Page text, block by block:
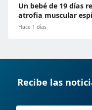
Un bebé de 19 días
atrofia muscular
Hace 1 días
Recibe las